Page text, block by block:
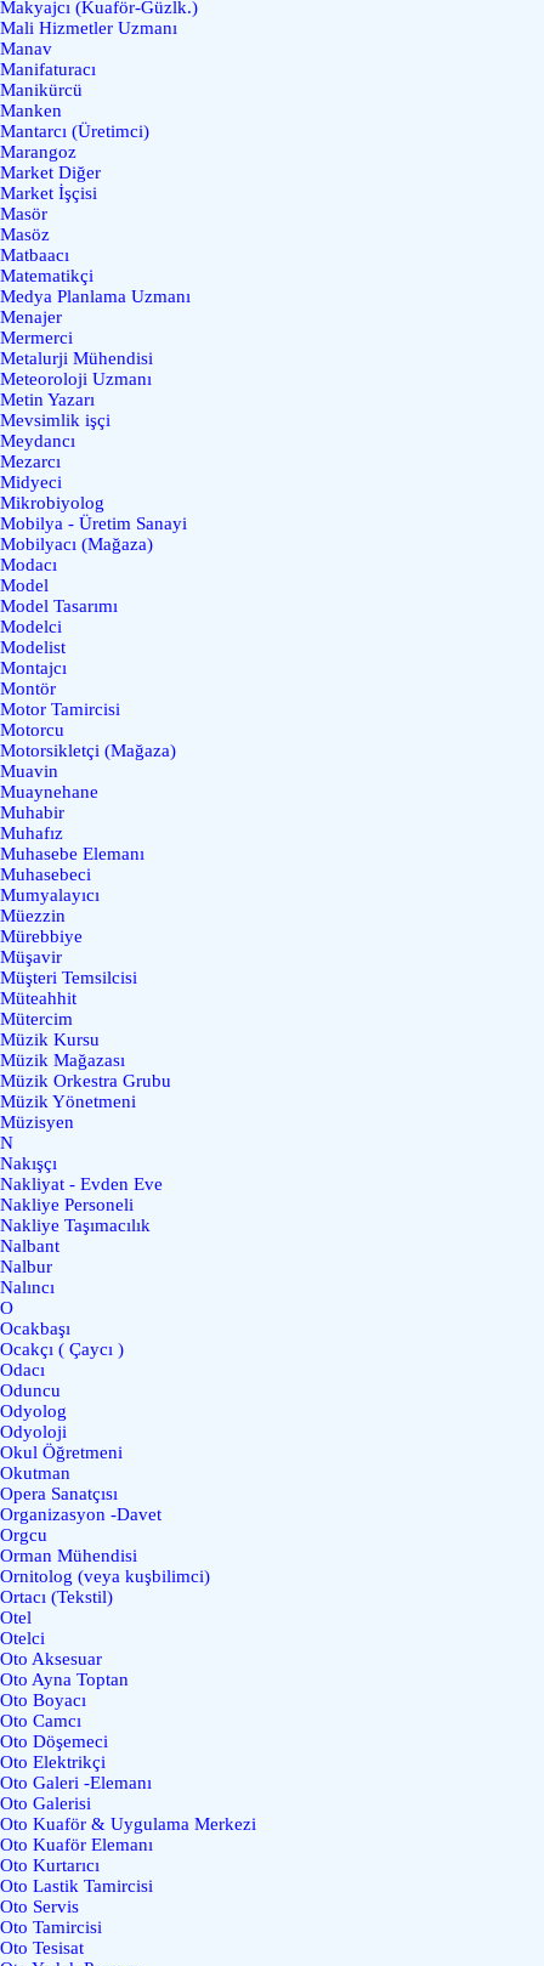
Makyajcı (Kuaför-Güzlk.)
Mali Hizmetler Uzmanı
Manav
Manifaturacı
Manikürcü
Manken
Mantarcı (Üretimci)
Marangoz
Market Diğer
Market İşçisi
Masör
Masöz
Matbaacı
Matematikçi
Medya Planlama Uzmanı
Menajer
Mermerci
Metalurji Mühendisi
Meteoroloji Uzmanı
Metin Yazarı
Mevsimlik işçi
Meydancı
Mezarcı
Midyeci
Mikrobiyolog
Mobilya - Üretim Sanayi
Mobilyacı (Mağaza)
Modacı
Model
Model Tasarımı
Modelci
Modelist
Montajcı
Montör
Motor Tamircisi
Motorcu
Motorsikletçi (Mağaza)
Muavin
Muaynehane
Muhabir
Muhafız
Muhasebe Elemanı
Muhasebeci
Mumyalayıcı
Müezzin
Mürebbiye
Müşavir
Müşteri Temsilcisi
Müteahhit
Mütercim
Müzik Kursu
Müzik Mağazası
Müzik Orkestra Grubu
Müzik Yönetmeni
Müzisyen
N
Nakışçı
Nakliyat - Evden Eve
Nakliye Personeli
Nakliye Taşımacılık
Nalbant
Nalbur
Nalıncı
O
Ocakbaşı
Ocakçı ( Çaycı )
Odacı
Oduncu
Odyolog
Odyoloji
Okul Öğretmeni
Okutman
Opera Sanatçısı
Organizasyon -Davet
Orgcu
Orman Mühendisi
Ornitolog (veya kuşbilimci)
Ortacı (Tekstil)
Otel
Otelci
Oto Aksesuar
Oto Ayna Toptan
Oto Boyacı
Oto Camcı
Oto Döşemeci
Oto Elektrikçi
Oto Galeri -Elemanı
Oto Galerisi
Oto Kuaför & Uygulama Merkezi
Oto Kuaför Elemanı
Oto Kurtarıcı
Oto Lastik Tamircisi
Oto Servis
Oto Tamircisi
Oto Tesisat